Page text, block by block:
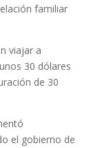
familiar
viajar a
30 dólares
de 30
el gobierno de